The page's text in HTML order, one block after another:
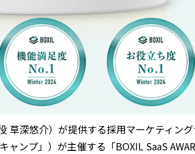
深悠介）が提供する採用マーケティング
ンプ」）が主催する「BOXIL SaaS